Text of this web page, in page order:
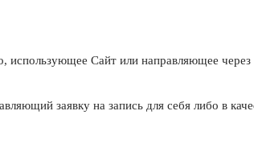
использующее Сайт или направляющее через
заявку на запись для себя либо в